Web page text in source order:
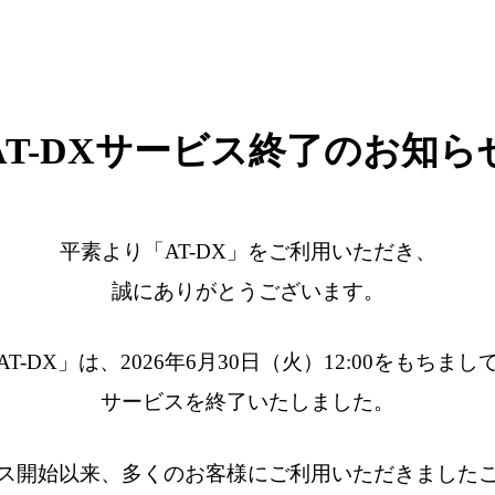
DXサービス終了のお知ら
平素より「AT-DX」をご利用いただき、
誠にありがとうございます。
AT-DX」は、2026年6月30日（火）12:00をもちまして
サービスを終了いたしました。
開始以来、多くのお客様にご利用いただきましたこ